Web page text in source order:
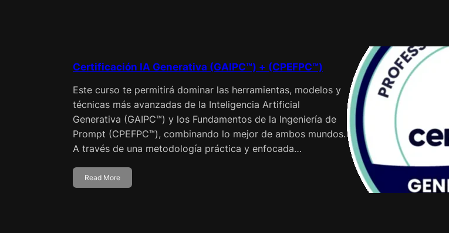
Certificación IA Generativa (GAIPC™) + (CPEFPC™)
Este curso te permitirá dominar las herramientas, modelos y
técnicas más avanzadas de la Inteligencia Artificial
Generativa (GAIPC™) y los Fundamentos de la Ingeniería de
Prompt (CPEFPC™), combinando lo mejor de ambos mundos.
A través de una metodología práctica y enfocada…
Read More